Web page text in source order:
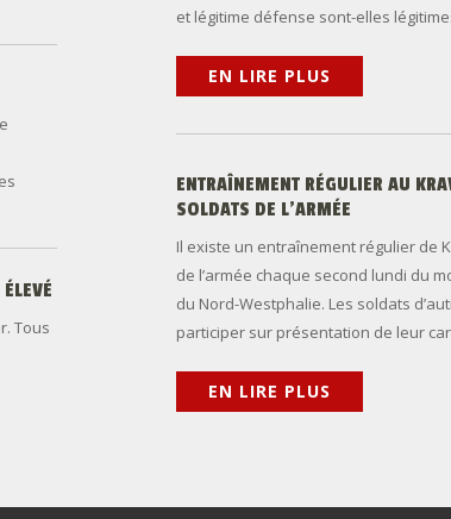
ÉLEVÉ
Tous
et légitime défense sont-elles
EN LIRE PLUS
ENTRAÎNEMENT RÉGULIER AU
SOLDATS DE L’ARMÉE
Il existe un entraînement régulier de
de l’armée chaque second lundi du
du Nord-Westphalie. Les soldats
participer sur présentation de leur
EN LIRE PLUS